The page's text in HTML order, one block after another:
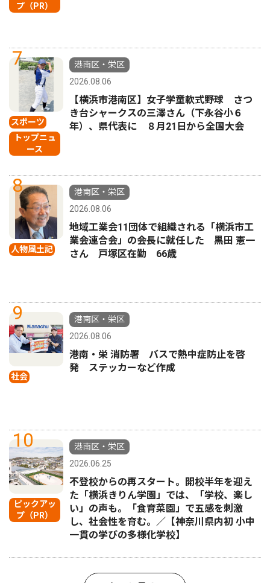
プ（PR）
7
スポーツ
トップニュ
ース
港南区・栄区
2026.08.06
【横浜市港南区】女子学童軟式野球 さつ
き台シャークスの三澤さん（下永谷小６
年）、県代表に ８月21日から全国大会
8
人物風土記
港南区・栄区
2026.08.06
地域工業会11団体で組織される「横浜市工
業会連合会」の会長に就任した 黒田 憲一
さん 戸塚区在勤 66歳
9
社会
港南区・栄区
2026.08.06
港南・栄 消防署 バスで熱中症防止を啓
発 ステッカーなど作成
10
ピックアッ
プ（PR）
港南区・栄区
2026.06.25
不登校からの再スタート。開校半年を迎え
た「横浜きりん学園」では、「学校、楽し
い」の声も。「食育菜園」で五感を刺激
し、社会性を育む。／【神奈川県内初 小中
一貫の学びの多様化学校】